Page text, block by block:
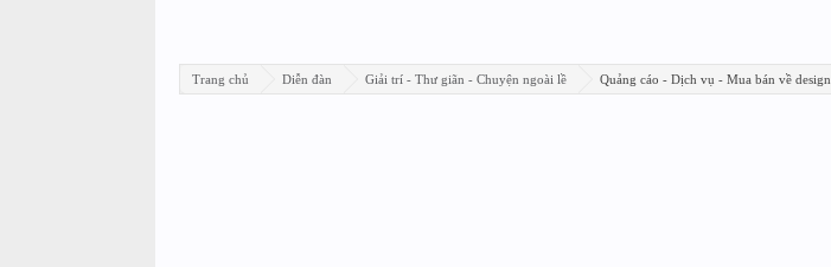
Trang chủ Diễn đàn Giải trí - Thư giãn - Chuyện ngoài lề Quảng cáo - Dịch vụ - Mua bán về design